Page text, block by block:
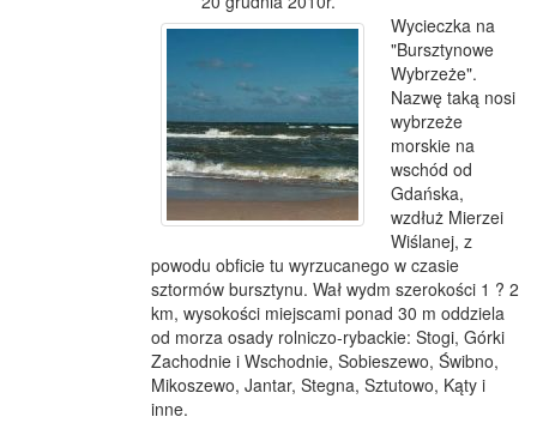
Wycieczka na
"Bursztynowe
Wybrzeże".
Nazwę taką nosi
wybrzeże
morskie na
wschód od
Gdańska,
wzdłuż Mierzei
Wiślanej, z
powodu obficie tu wyrzucanego w czasie
sztormów bursztynu. Wał wydm szerokości 1 ? 2
km, wysokości miejscami ponad 30 m oddziela
od morza osady rolniczo-rybackie: Stogi, Górki
Zachodnie i Wschodnie, Sobieszewo, Świbno,
Mikoszewo, Jantar, Stegna, Sztutowo, Kąty i
inne.